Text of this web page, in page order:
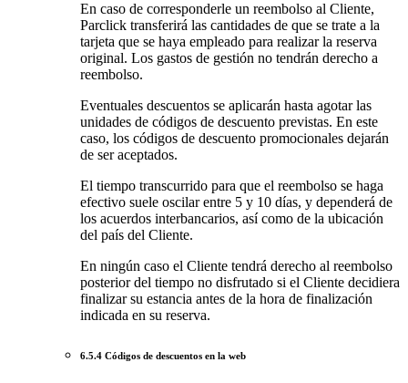
En caso de corresponderle un reembolso al Cliente,
Parclick transferirá las cantidades de que se trate a la
tarjeta que se haya empleado para realizar la reserva
original. Los gastos de gestión no tendrán derecho a
reembolso.
Eventuales descuentos se aplicarán hasta agotar las
unidades de códigos de descuento previstas. En este
caso, los códigos de descuento promocionales dejarán
de ser aceptados.
El tiempo transcurrido para que el reembolso se haga
efectivo suele oscilar entre 5 y 10 días, y dependerá de
los acuerdos interbancarios, así como de la ubicación
del país del Cliente.
En ningún caso el Cliente tendrá derecho al reembolso
posterior del tiempo no disfrutado si el Cliente decidiera
finalizar su estancia antes de la hora de finalización
indicada en su reserva.
6.5.4 Códigos de descuentos en la web